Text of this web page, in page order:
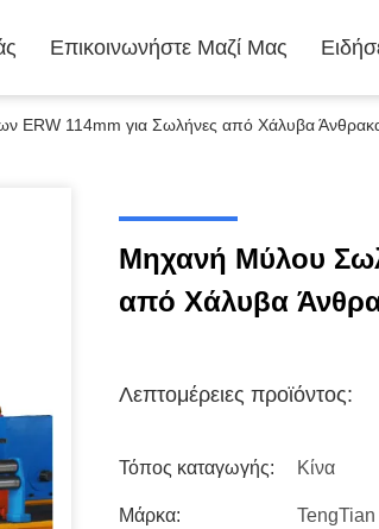
Επικοινωνήστε Μαζί Μας
ERW 114mm για Σωλήνες από Χάλυβα
Μηχανή Μύλου
από Χάλυβα
Λεπτομέρειες προϊόντος:
Τόπος καταγωγής: Κίνα
Μάρκα: TengTian